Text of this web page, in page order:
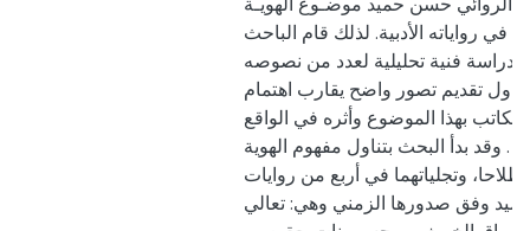
في رواياته الأدبية. لذلك قام الباحث
دراسة فنية تحليلية لعدد من نصوصه
تحاول تقديم تصور واضح يقارب اهتمام
الكاتب بهذا الموضوع وأثره في الواقع
. وقد بدأ البحث بتناول مفهوم الهوية
وتجلياتهما في أربع من روايات
وفق صدورها الزمني وهي: تعالي